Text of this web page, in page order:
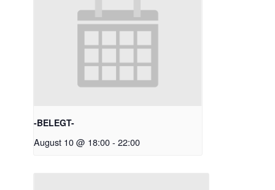
-BELEGT-
August 10 @ 18:00- 22:00